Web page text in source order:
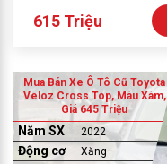
615 Triệu
Mua Bán Xe Ô Tô Cũ Toyota
Veloz Cross Top, Màu Xám,
Giá 645 Triệu
Năm SX 2022
Động cơ Xăng